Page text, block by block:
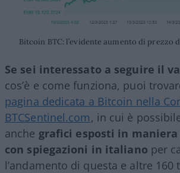
Bitcoin BTC: l’evidente aumento di prezzo
Se sei interessato a seguire il
cos’è e come funziona, puoi
pagina dedicata a Bitcoin nella
BTCSentinel.com, in cui è
anche grafici esposti in
con spiegazioni in italiano per
l’andamento di questa e altre 160